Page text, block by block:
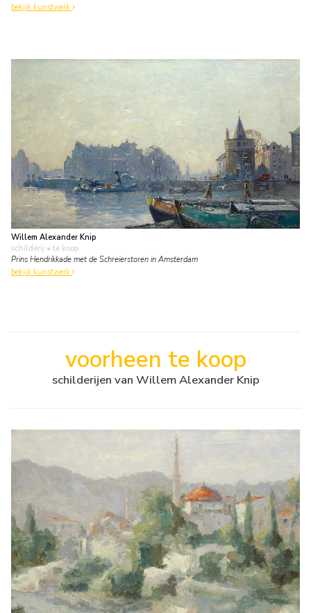
bekijk kunstwerk
Willem Alexander Knip
schilderij • te koop
Prins Hendrikkade met de Schreierstoren in Amsterdam
bekijk kunstwerk
voorheen te koop
schilderijen van Willem Alexander Knip